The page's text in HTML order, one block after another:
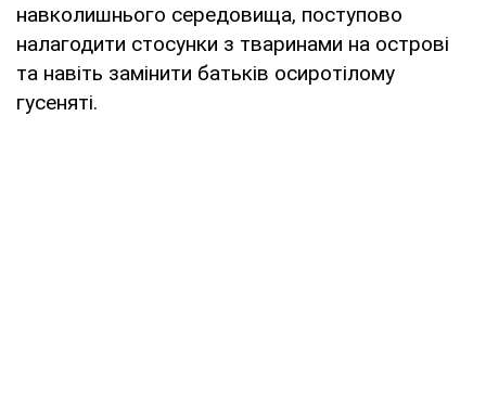
навколишнього середовища, поступово
налагодити стосунки з тваринами на острові
та навіть замінити батьків осиротілому
гусеняті.